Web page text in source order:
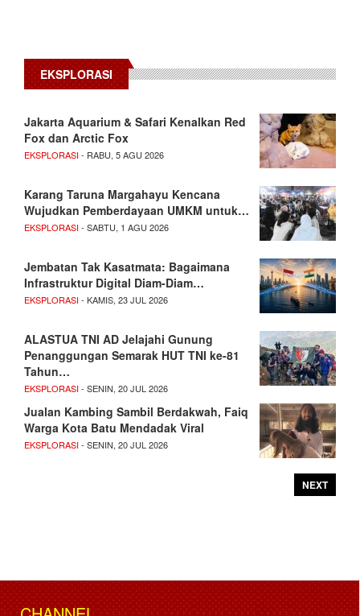
EKSPLORASI
Jakarta Aquarium & Safari Kenalkan Red
Fox dan Arctic Fox
EKSPLORASI- RABU, 5 AGU 2026
Karang Taruna Margahayu Kencana
Wujudkan Pemberdayaan UMKM untuk…
EKSPLORASI- SABTU, 1 AGU 2026
Jembatan Tak Kasatmata: Bagaimana
Infrastruktur Digital Diam-Diam…
EKSPLORASI- KAMIS, 23 JUL 2026
ALASTUA TNI AD Jelajahi Gunung
Penanggungan Semarak HUT TNI ke-81
Tahun…
EKSPLORASI- SENIN, 20 JUL 2026
Jualan Kambing Sambil Berdakwah, Faiq
Warga Kota Batu Mendadak Viral
EKSPLORASI- SENIN, 20 JUL 2026
NEXT